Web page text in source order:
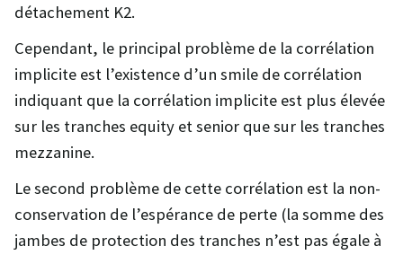
détachement K2.
Cependant, le principal problème de la corrélation
implicite est l’existence d’un smile de corrélation
indiquant que la corrélation implicite est plus élevée
sur les tranches equity et senior que sur les tranches
mezzanine.
Le second problème de cette corrélation est la non-
conservation de l’espérance de perte (la somme des
jambes de protection des tranches n’est pas égale à